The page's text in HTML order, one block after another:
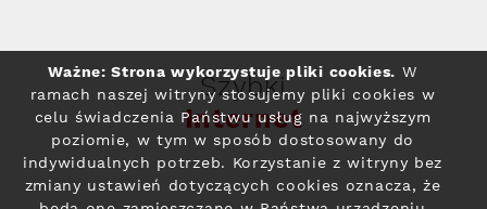
Szybki
Internet
Ważne: Strona wykorzystuje pliki cookies. W
ramach naszej witryny stosujemy pliki cookies w
celu świadczenia Państwu usług na najwyższym
poziomie, w tym w sposób dostosowany do
indywidualnych potrzeb. Korzystanie z witryny bez
zmiany ustawień dotyczących cookies oznacza, że